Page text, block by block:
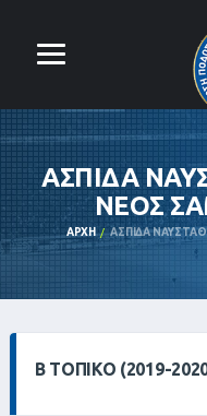
ΑΣΠΙΔΑ
ΝΕΟΣ
ΑΡΧΉ ΑΣΠΙΔΑ
Β ΤΟΠΙΚΌ (2019-